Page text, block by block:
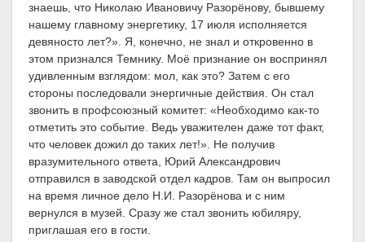
знаешь, что Николаю Ивановичу Разорёнову, бывшему
нашему главному энергетику, 17 июля исполняется
девяносто лет?». Я, конечно, не знал и откровенно в
этом признался Темнику. Моё признание он воспринял
удивленным взглядом: мол, как это? Затем с его
стороны последовали энергичные действия. Он стал
звонить в профсоюзный комитет: «Необходимо как-то
отметить это событие. Ведь уважителен даже тот факт,
что человек дожил до таких лет!». Не получив
вразумительного ответа, Юрий Александрович
отправился в заводской отдел кадров. Там он выпросил
на время личное дело Н.И. Разорёнова и с ним
вернулся в музей. Сразу же стал звонить юбиляру,
приглашая его в гости.